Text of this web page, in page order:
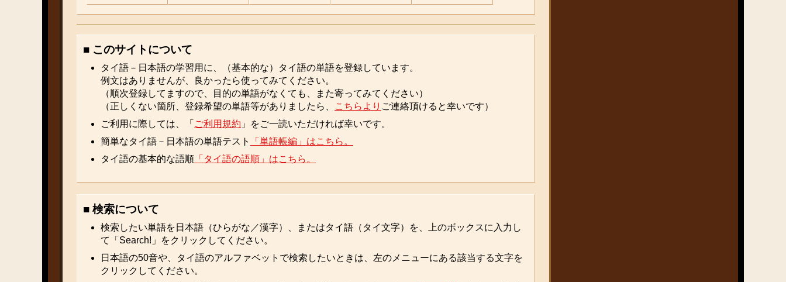
■ このサイトについて
タイ語－日本語の学習用に、（基本的な）タイ語の単語を登録しています。
例文はありませんが、良かったら使ってみてください。
（順次登録してますので、目的の単語がなくても、また寄ってみてください）
（正しくない箇所、登録希望の単語等がありましたら、
こちらより ご連絡頂けると幸いです）
ご利用に際しては、「 ご利用規約 」をご一読いただければ幸いです。
簡単なタイ語－日本語の単語テスト
「単語帳編」はこちら。
タイ語の基本的な語順 「タイ語の語順」はこちら。
■ 検索について
検索したい単語を日本語（ひらがな／漢字）、またはタイ語（タイ文字）を、上のボックスに入力し
て「Search!」をクリックしてください。
日本語の50音や、タイ語のアルファベットで検索したいときは、左のメニューにある該当する文字を
クリックしてください。